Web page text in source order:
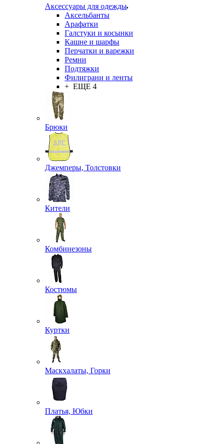
Аксессуары для одежды
Аксельбанты
Арафатки
Галстуки и косынки
Кашне и шарфы
Перчатки и варежки
Ремни
Подтяжки
Филиграни и ленты
+ ЕЩЕ 4
Брюки
Джемперы, Толстовки
Кители
Комбинезоны
Костюмы
Куртки
Маскхалаты, Горки
Платья, Юбки